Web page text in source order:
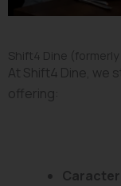
Shift4 Dine
At Shift4 Dine, we
offering: